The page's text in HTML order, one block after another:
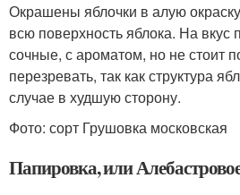
Окрашены яблочки в алую
всю поверхность яблока. На
сочные, с ароматом, но не стоит
перезревать, так как структура
случае в худшую сторону.
Фото: сорт Грушовка московская
Папировка, или